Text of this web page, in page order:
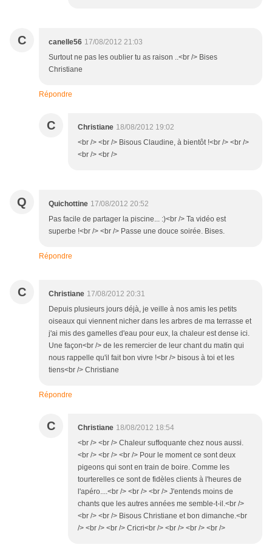
C canelle56 17/08/2012 21:03
Surtout ne pas les oublier tu as raison ..<br /> Bises
Christiane
Répondre
C Christiane 18/08/2012 19:02
<br /> <br /> Bisous Claudine, à bientôt !<br /> <br />
<br /> <br />
Q Quichottine 17/08/2012 20:52
Pas facile de partager la piscine... :)<br /> Ta vidéo est
superbe !<br /> <br /> Passe une douce soirée. Bises.
Répondre
C Christiane 17/08/2012 20:31
Depuis plusieurs jours déjà, je veille à nos amis les petits
oiseaux qui viennent nicher dans les arbres de ma terrasse et
j'ai mis des gamelles d'eau pour eux, la chaleur est dense ici.
Une façon<br /> de les remercier de leur chant du matin qui
nous rappelle qu'il fait bon vivre !<br /> bisous à toi et les
tiens<br /> Christiane
Répondre
C Christiane 18/08/2012 18:54
<br /> <br /> Chaleur suffoquante chez nous aussi.
<br /> <br /> <br /> Pour le moment ce sont deux
pigeons qui sont en train de boire. Comme les
tourterelles ce sont de fidèles clients à l'heures de
l'apéro....<br /> <br /> <br /> J'entends moins de
chants que les autres années me semble-t-il.<br />
<br /> <br /> Bisous Christiane et bon dimanche.<br
/> <br /> <br /> Cricri<br /> <br /> <br /> <br />